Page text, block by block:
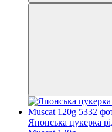
Японська цукерка